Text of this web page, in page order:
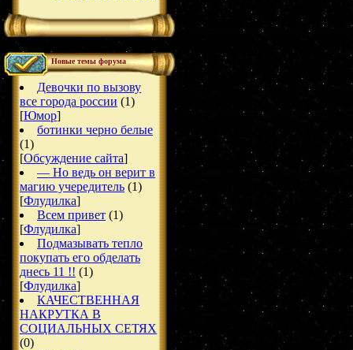
Новые темы форума
Девочки по вызову
все города россии (1)
[Юмор]
ботинки черно белые
(1)
[Обсуждение сайта]
— Но ведь он верит в
магию учередитель (1)
[Флудилка]
Всем привет (1)
[Флудилка]
Подмазывать тепло
покупать его обделать
днесь 11 !! (1)
[Флудилка]
КАЧЕСТВЕННАЯ
НАКРУТКА В
СОЦИАЛЬНЫХ СЕТЯХ
(0)